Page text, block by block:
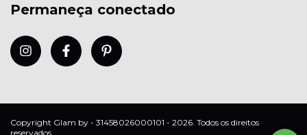
Permaneça conectado
Copyright Glam by - 31458026000101 - 2026. Todos os direitos
reservados.